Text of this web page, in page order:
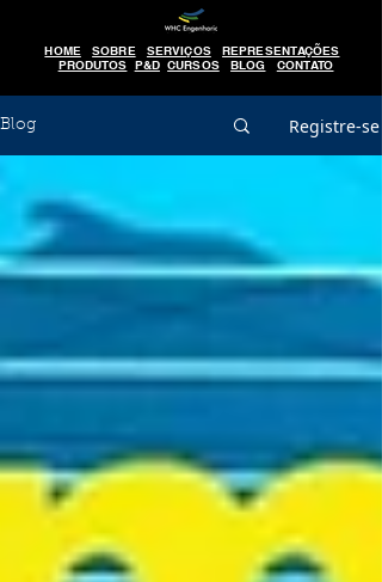
HOME SOBRE SERVIÇOS
REPRESENTAÇÕES
PRODUTOS P&D CURSOS BLOG CONTATO
Blog Registre-se